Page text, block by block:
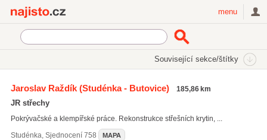
menu
Související sekce/štítky
Pokrývači a klempíři, střešní konstrukce
Jaroslav Raždík(Studénka - Butovice) 185,86 km
JR střechy
Pokrývačské a klempířské práce. Rekonstrukce střešních krytin, ...
Studénka, Sjednocení 758 MAPA